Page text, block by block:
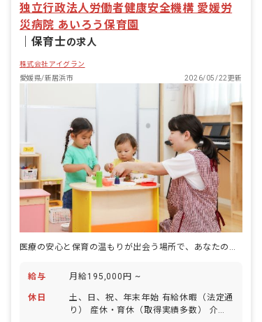
独立行政法人労働者健康安全機構 愛媛労
災病院 あいろう保育園
保育士の求人
株式会社アイグラン
愛媛県/新居浜市
2026/05/22更新
給与 月給195,000円 ~
休日
土、日、祝、年末年始 有給休暇（法定通
り） 産休・育休（取得実績多数） 介護